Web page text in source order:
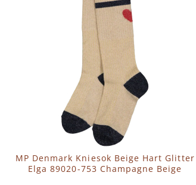
MP Denmark Kniesok Beige Hart Glitter
Elga 89020-753 Champagne Beige